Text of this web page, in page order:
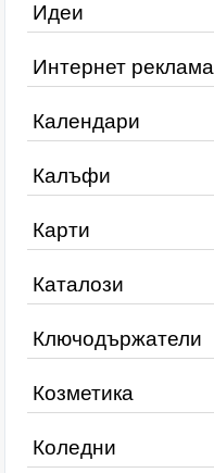
Идеи
Интернет реклама
Календари
Калъфи
Карти
Каталози
Ключодържатели
Козметика
Коледни